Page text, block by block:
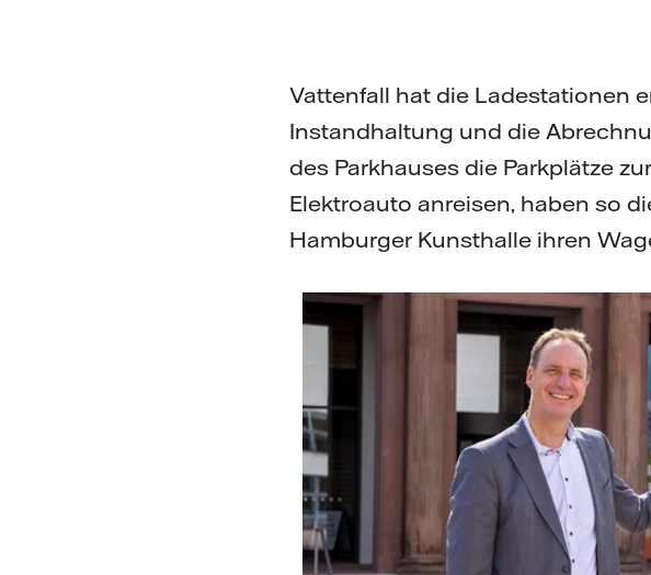
Vattenfall hat die Ladestationen
Instandhaltung und die
des Parkhauses die Parkplätze
Elektroauto anreisen, haben so
Hamburger Kunsthalle ihren